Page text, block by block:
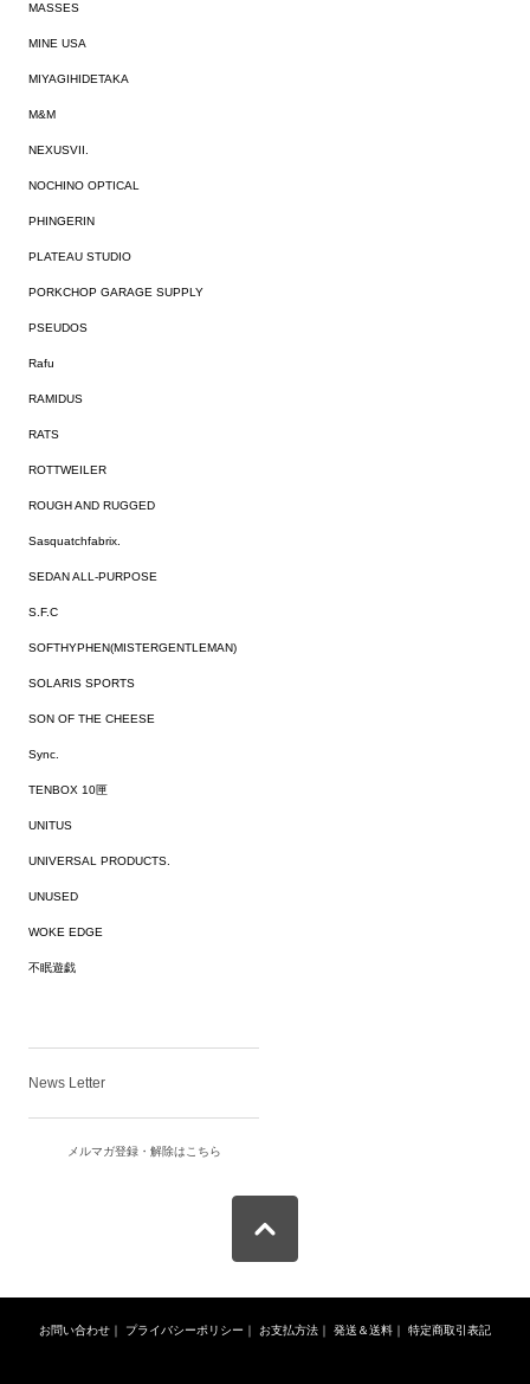
MASSES
MINE USA
MIYAGIHIDETAKA
M&M
NEXUSVII.
NOCHINO OPTICAL
PHINGERIN
PLATEAU STUDIO
PORKCHOP GARAGE SUPPLY
PSEUDOS
Rafu
RAMIDUS
RATS
ROTTWEILER
ROUGH AND RUGGED
Sasquatchfabrix.
SEDAN ALL-PURPOSE
S.F.C
SOFTHYPHEN(MISTERGENTLEMAN)
SOLARIS SPORTS
SON OF THE CHEESE
Sync.
TENBOX 10匣
UNITUS
UNIVERSAL PRODUCTS.
UNUSED
WOKE EDGE
不眠遊戯
News Letter
メルマガ登録・解除はこちら
お問い合わせ ｜ プライバシーポリシー ｜ お支払方法 ｜ 発送＆送料 ｜ 特定商取引表記